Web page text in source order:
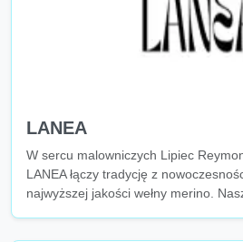
LANEA
W sercu malowniczych Lipiec
LANEA łączy tradycję z
najwyższej jakości wełny merino.